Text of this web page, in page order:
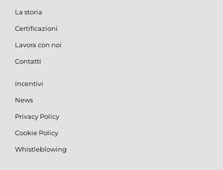
La storia
Certificazioni
Lavora con noi
Contatti
Incentivi
News
Privacy Policy
Cookie Policy
Whistleblowing